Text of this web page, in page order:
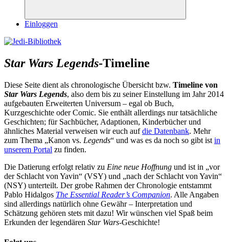
Suchen
Einloggen
Star Wars Legends-Timeline
Diese Seite dient als chronologische Übersicht bzw. Timeline von
Star Wars Legends, also dem bis zu seiner Einstellung im Jahr 2014
aufgebauten Erweiterten Universum – egal ob Buch,
Kurzgeschichte oder Comic. Sie enthält allerdings nur tatsächliche
Geschichten; für Sachbücher, Adaptionen, Kinderbücher und
ähnliches Material verweisen wir euch aufdie Datenbank. Mehr
zum Thema „Kanon vs. Legends“ und was es da noch so gibt ist in
unserem Portal zu finden.
Die Datierung erfolgt relativ zu Eine neue Hoffnung und ist in „vor
der Schlacht von Yavin“ (VSY) und „nach der Schlacht von Yavin“
(NSY) unterteilt. Der grobe Rahmen der Chronologie entstammt
Pablo Hidalgos The Essential Reader’s Companion. Alle Angaben
sind allerdings natürlich ohne Gewähr – Interpretation und
Schätzung gehören stets mit dazu! Wir wünschen viel Spaß beim
Erkunden der legendären Star Wars-Geschichte!